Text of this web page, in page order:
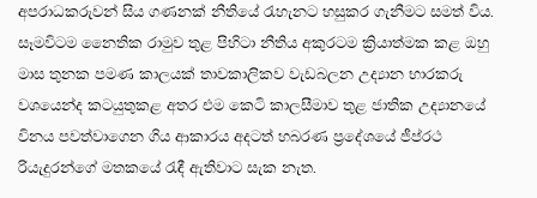
අපරාධකරුවන් සිය ගණනක් නීතියේ රැහැනට හසුකර ගැනීමට සමත් විය.
සෑමවිටම නෛතික රාමුව තුළ පිහිටා නීතිය අකුරටම ක්‍රියාත්මක කළ ඔහු
මාස තුනක පමණ කාලයක් තාවකාලිකව වැඩබලන උද්‍යාන භාරකරු
වශයෙන්ද කටයුතුකළ අතර එම කෙටි කාලසීමාව තුළ ජාතික උද්‍යානයේ
විනය පවත්වාගෙන ගිය ආකාරය අදටත් හබරණ ප්‍රදේශයේ ජීප්රථ
රියැදුරන්ගේ මතකයේ රැඳී ඇතිවාට සැක නැත.